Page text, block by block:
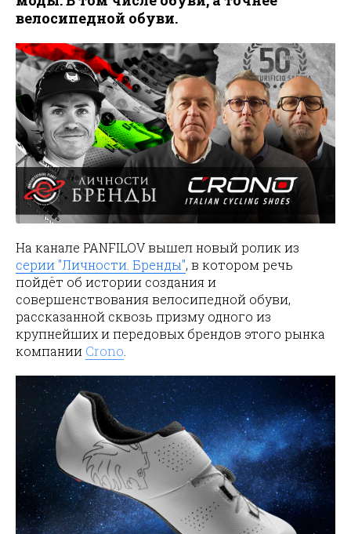
велосипедной обуви.
На канале PANFILOV вышел новый ролик из
серии "Личности. Бренды", в котором речь
пойдёт об истории создания и
совершенствования велосипедной обуви,
рассказанной сквозь призму одного из
крупнейших и передовых брендов этого рынка
компании Crono